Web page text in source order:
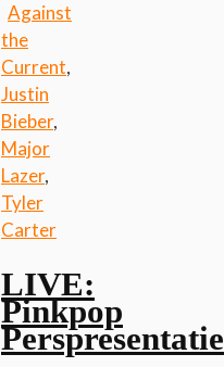
Against
the
Current,
Justin
Bieber,
Major
Lazer,
Tyler
Carter
LIVE:
Pinkpop
Perspresentatie